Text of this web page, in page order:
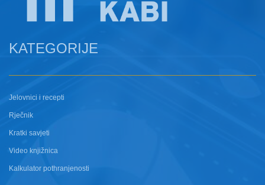
KATEGORIJE
Jelovnici i recepti
Rječnik
Kratki savjeti
Video knjižnica
Kalkulator pothranjenosti